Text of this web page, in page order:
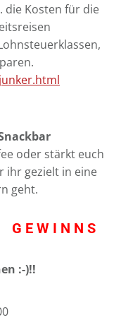
die Kosten für die
oder stärkt euch
ihr gezielt in eine
geht.
G E W I N N S
:-)!!